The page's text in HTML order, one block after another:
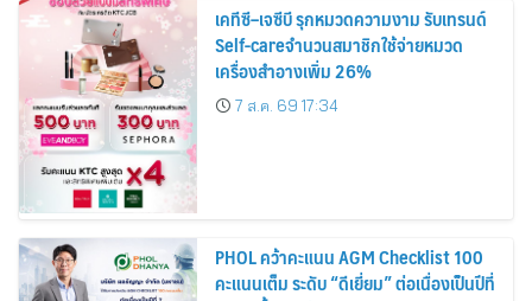
เคทีซี–เจซีบี รุกหมวดความงาม รับเทรนด์
Self-careจำนวนสมาชิกใช้จ่ายหมวด
เครื่องสำอางเพิ่ม 26%
7 ส.ค. 69 17:34
PHOL คว้าคะแนน AGM Checklist 100
คะแนนเต็ม ระดับ “ดีเยี่ยม” ต่อเนื่องเป็นปีที่